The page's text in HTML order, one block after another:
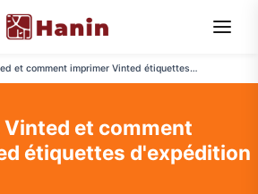
et comment imprimer Vinted étiquettes
et comment
étiquettes d'expédition